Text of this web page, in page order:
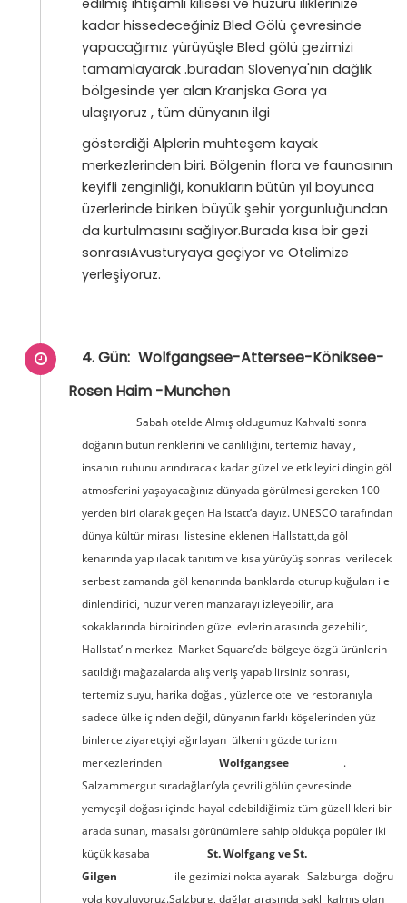
edilmiş ihtişamlı kilisesi ve huzuru iliklerinize
kadar hissedeceğiniz Bled Gölü çevresinde
yapacağımız yürüyüşle Bled gölü gezimizi
tamamlayarak .buradan Slovenya'nın dağlık
bölgesinde yer alan Kranjska Gora ya
ulaşıyoruz , tüm dünyanın ilgi
gösterdiği Alplerin muhteşem kayak
merkezlerinden biri. Bölgenin flora ve faunasının
keyifli zenginliği, konukların bütün yıl boyunca
üzerlerinde biriken büyük şehir yorgunluğundan
da kurtulmasını sağlıyor.Burada kısa bir gezi
sonrasıAvusturyaya geçiyor ve Otelimize
yerleşiyoruz.
4. Gün: Wolfgangsee-Attersee-Köniksee-
Rosen Haim -Munchen
Sabah otelde Almış oldugumuz Kahvalti sonra
doğanın bütün renklerini ve canlılığını, tertemiz havayı,
insanın ruhunu arındıracak kadar güzel ve etkileyici dingin göl
atmosferini yaşayacağınız dünyada görülmesi gereken 100
yerden biri olarak geçen Hallstatt’a dayız. UNESCO tarafından
dünya kültür mirası listesine eklenen Hallstatt,da göl
kenarında yap ılacak tanıtım ve kısa yürüyüş sonrası verilecek
serbest zamanda göl kenarında banklarda oturup kuğuları ile
dinlendirici, huzur veren manzarayı izleyebilir, ara
sokaklarında birbirinden güzel evlerin arasında gezebilir,
Hallstat’ın merkezi Market Square’de bölgeye özgü ürünlerin
satıldığı mağazalarda alış veriş yapabilirsiniz sonrası,
tertemiz suyu, harika doğası, yüzlerce otel ve restoranıyla
sadece ülke içinden değil, dünyanın farklı köşelerinden yüz
binlerce ziyaretçiyi ağırlayan ülkenin gözde turizm
merkezlerinden
Wolfgangsee
.
Salzammergut sıradağları’yla çevrili gölün çevresinde
yemyeşil doğası içinde hayal edebildiğimiz tüm güzellikleri bir
arada sunan, masalsı görünümlere sahip oldukça popüler iki
küçük kasaba
St. Wolfgang ve St.
Gilgen
ile gezimizi noktalayarak Salzburga doğru
yola koyuluyoruz.Salzburg, dağlar arasında saklı kalmış olan